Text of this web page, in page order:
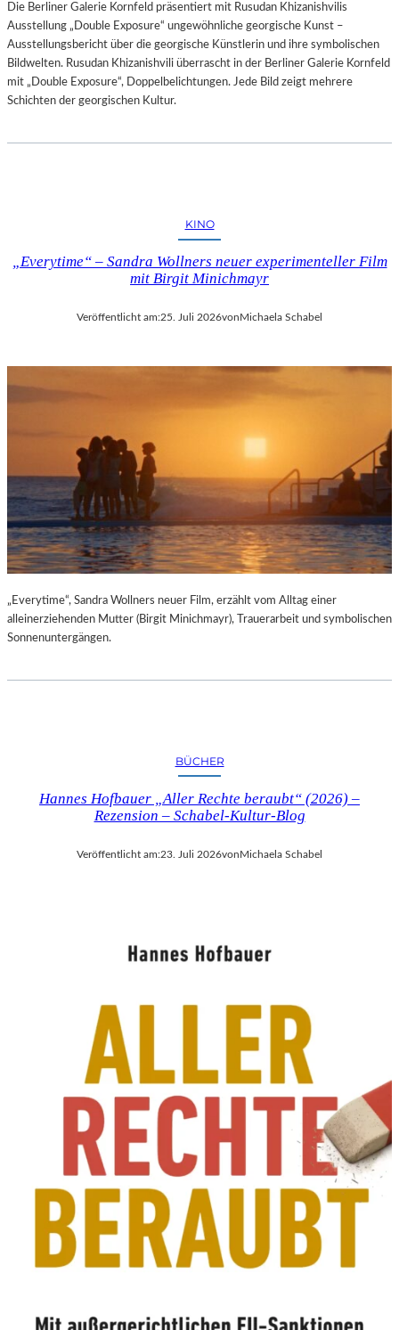
Die Berliner Galerie Kornfeld präsentiert mit Rusudan Khizanishvilis
Ausstellung „Double Exposure“ ungewöhnliche georgische Kunst –
Ausstellungsbericht über die georgische Künstlerin und ihre symbolischen
Bildwelten. Rusudan Khizanishvili überrascht in der Berliner Galerie Kornfeld
mit „Double Exposure“, Doppelbelichtungen. Jede Bild zeigt mehrere
Schichten der georgischen Kultur.
KINO
„Everytime“ – Sandra Wollners neuer experimenteller Film
mit Birgit Minichmayr
Veröffentlicht am:25. Juli 2026von Michaela Schabel
„Everytime“, Sandra Wollners neuer Film, erzählt vom Alltag einer
alleinerziehenden Mutter (Birgit Minichmayr), Trauerarbeit und symbolischen
Sonnenuntergängen.
BÜCHER
Hannes Hofbauer „Aller Rechte beraubt“ (2026) –
Rezension – Schabel-Kultur-Blog
Veröffentlicht am:23. Juli 2026vonMichaela Schabel